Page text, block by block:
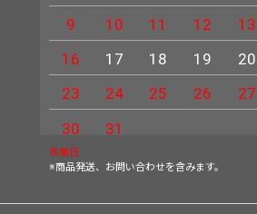
9
10 11 12 13
16
17 18 19 20
23
24 25 26 27
30
31
休業日
※商品発送、お問い合わせを含みます。